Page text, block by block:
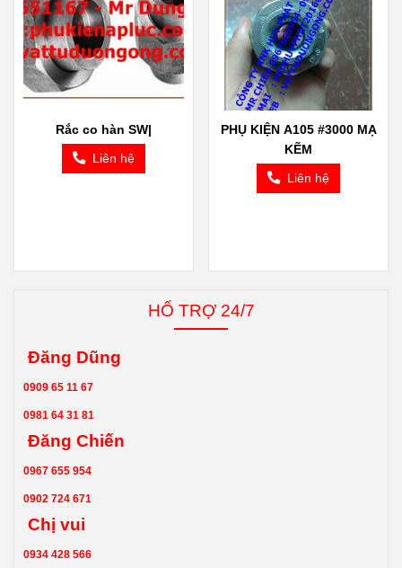
Rắc co hàn SW|
Liên hệ
PHỤ KIỆN A105 #3000 MẠ
KẼM
Liên hệ
HỔ TRỢ 24/7
Đăng Dũng
0909 65 11 67
0981 64 31 81
Đăng Chiến
0967 655 954
0902 724 671
Chị vui
0934 428 566